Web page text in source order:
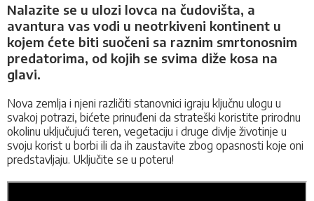
Nalazite se u ulozi lovca na čudovišta, a
avantura vas vodi u neotrkiveni kontinent u
kojem ćete biti suočeni sa raznim smrtonosnim
predatorima, od kojih se svima diže kosa na
glavi.
Nova zemlja i njeni različiti stanovnici igraju ključnu ulogu u
svakoj potrazi, bićete prinuđeni da strateški koristite prirodnu
okolinu uključujući teren, vegetaciju i druge divlje životinje u
svoju korist u borbi ili da ih zaustavite zbog opasnosti koje oni
predstavljaju. Uključite se u poteru!